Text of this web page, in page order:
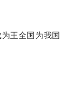
王全国为我国